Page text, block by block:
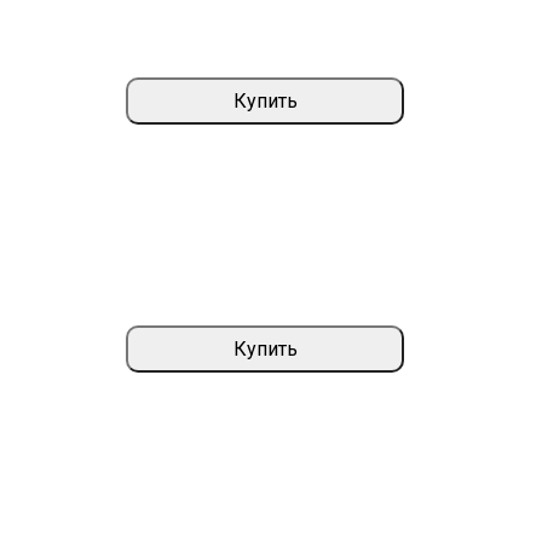
Купить
Купить